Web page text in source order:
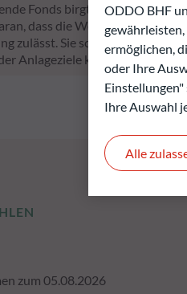
Fonds birgt das Risiko eines
dass die Wertentwicklung
zulässt. Sie schwankt im Laufe
Anlageziele kann nicht
zum 05.08.2026
ODDO BHF
ermöglichen,
oder Ihre
Ihre Auswahl
Alle